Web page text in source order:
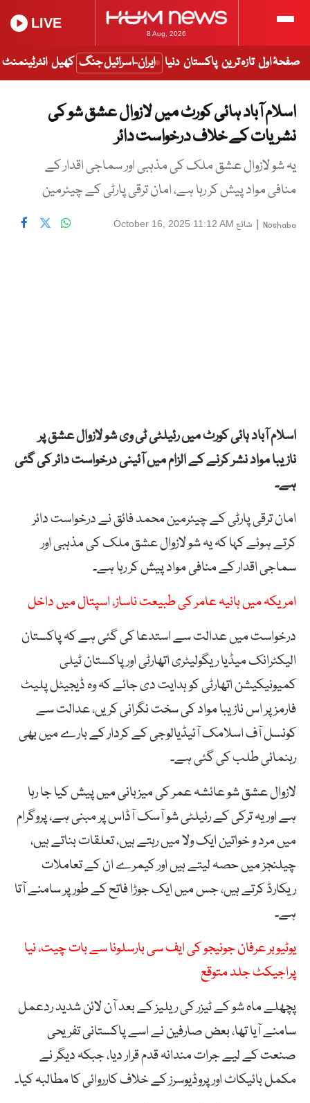
8 Aug, 2026
LIVE
صفحۂ اول تازہ ترین پاکستان دنیا ایران-اسرائیل جنگ کھیل انٹرٹینمنٹ
اسلام آباد ہائی کورٹ میں لازوال عشق شو کی
نشریات کے خلاف درخواست دائر
یہ شو لازوال عشق ملک کی مذہبی اور سماجی اقدار کے
منافی مواد پیش کر رہا ہے، امان ترقی پارٹی کے چیئرمین
Noshaba
| شائع October 16, 2025 11:12 AM
اسلام آباد ہائی کورٹ میں رئیلٹی ٹی وی شو لازوال عشق پر
نازیبا مواد نشر کرنے کے الزام میں آئینی درخواست دائر کی گئی
ہے۔
امان ترقی پارٹی کے چیئرمین محمد فائق نے درخواست دائر
کرتے ہوئے کہا کہ یہ شو لازوال عشق ملک کی مذہبی اور
سماجی اقدار کے منافی مواد پیش کر رہا ہے۔
امریکہ میں ہانیہ عامر کی طبیعت ناساز، اسپتال میں داخل
درخواست میں عدالت سے استدعا کی گئی ہے کہ پاکستان
الیکٹرانک میڈیا ریگولیٹری اتھارٹی اور پاکستان ٹیلی
کمیونیکیشن اتھارٹی کو ہدایت دی جائے کہ وہ ڈیجیٹل پلیٹ
فارمز پر اس نازیبا مواد کی سخت نگرانی کریں، عدالت سے
کونسل آف اسلامک آئیڈیالوجی کے کردار کے بارے میں بھی
رہنمائی طلب کی گئی ہے۔
لازوال عشق شو عائشہ عمر کی میزبانی میں پیش کیا جا رہا
ہے اور یہ ترکی کے رئیلٹی شو آسک آڈاس پر مبنی ہے، پروگرام
میں مرد و خواتین ایک ولا میں رہتے ہیں، تعلقات بناتے ہیں،
چیلنجز میں حصہ لیتے ہیں اور کیمرے ان کے تعاملات
ریکارڈ کرتے ہیں، جس میں ایک جوڑا فاتح کے طور پر سامنے آتا
ہے۔
یوٹیوبر عرفان جونیجو کی ایف سی بارسلونا سے بات چیت، نیا
پراجیکٹ جلد متوقع
پچھلے ماہ شو کے ٹیزر کی ریلیز کے بعد آن لائن شدید ردعمل
سامنے آیا تھا، بعض صارفین نے اسے پاکستانی تفریحی
صنعت کے لیے جرات مندانہ قدم قرار دیا، جبکہ دیگر نے
مکمل بائیکاٹ اور پروڈیوسرز کے خلاف کارروائی کا مطالبہ کیا۔